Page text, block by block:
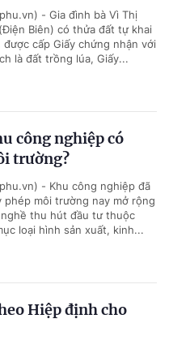
- Gia đình bà Vì Thị
Biên) có thửa đất tự khai
được cấp Giấy chứng nhận với
là đất trồng lúa, Giấy...
công nghiệp có
trường?
- Khu công nghiệp đã
phép môi trường nay mở rộng
thu hút đầu tư thuộc
loại hình sản xuất, kinh...
Hiệp định cho